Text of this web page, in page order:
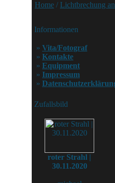
Home / Lichtbrechung
Informationen
» Vita/Fotograf
» Kontakte
» Equipment
» Impressum
»
Zufallsbild
roter Strahl |
30.11.2020